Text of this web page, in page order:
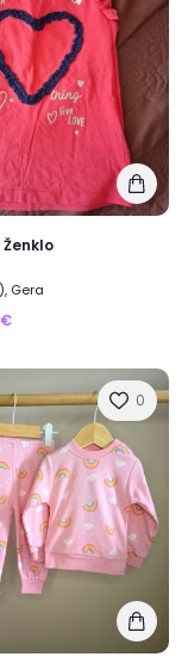
Ženklo
Gera
0